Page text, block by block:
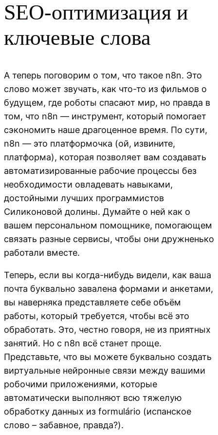
SEO-оптимизация и
ключевые слова
А теперь поговорим о том, что такое n8n. Это
слово может звучать, как что-то из фильмов о
будущем, где роботы спасают мир, но правда в
том, что n8n — инструмент, который помогает
сэкономить наше драгоценное время. По сути,
n8n — это платформочка (ой, извините,
платформа), которая позволяет вам создавать
автоматизированные рабочие процессы без
необходимости овладевать навыками,
достойными лучших программистов
Силиконовой долины. Думайте о ней как о
вашем персональном помощнике, помогающем
связать разные сервисы, чтобы они дружненько
работали вместе.
Теперь, если вы когда-нибудь видели, как ваша
почта буквально завалена формами и анкетами,
вы наверняка представляете себе объём
работы, который требуется, чтобы всё это
обработать. Это, честно говоря, не из приятных
занятий. Но с n8n всё станет проще.
Представьте, что вы можете буквально создать
виртуальные нейронные связи между вашими
робочими приложениями, которые
автоматически выполняют всю тяжелую
обработку данных из formulário (испанское
слово – забавное, правда?).